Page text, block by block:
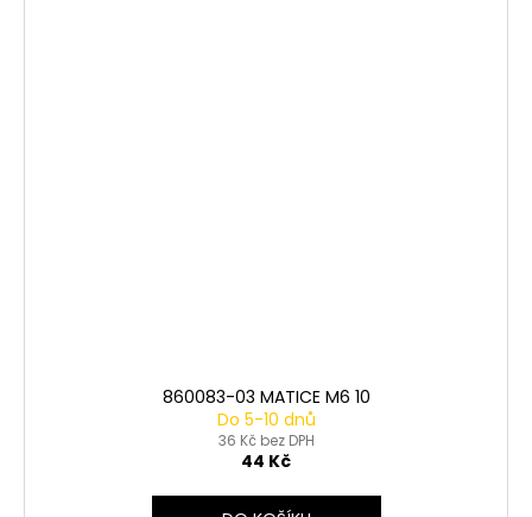
860083-03 MATICE M6 10
Do 5-10 dnů
36 Kč bez DPH
44 Kč